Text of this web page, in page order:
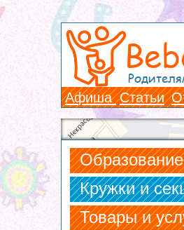
Афиша Статьи
Образование
Кружки и
Товары и